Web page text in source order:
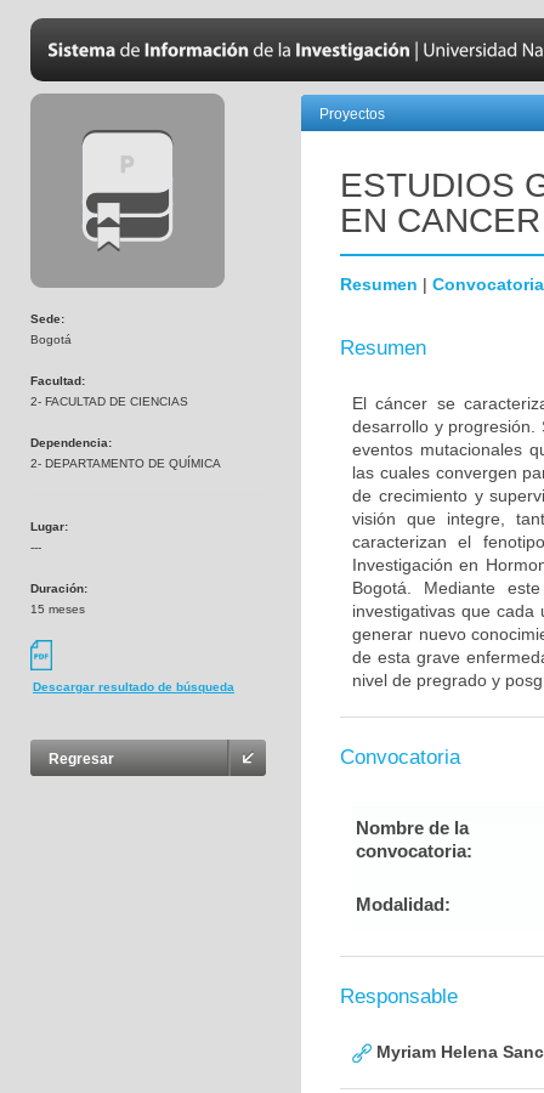
Sede:
Bogotá
Facultad:
2- FACULTAD DE CIENCIAS
Dependencia:
2- DEPARTAMENTO DE QUÍMICA
Lugar:
---
Duración:
15 meses
Descargar resultado de búsqueda
Regresar
Proyectos
ESTUDIOS
EN CANCER
Resumen | Convocatoria
Resumen
El cáncer se
desarrollo y
eventos mutacionales
las cuales convergen
de crecimiento y
visión que integre,
caracterizan el
Investigación en
Bogotá. Mediante
investigativas que
generar nuevo
de esta grave
nivel de pregrado y
Convocatoria
Nombre de la
convocatoria:
Modalidad:
Responsable
Myriam Helena